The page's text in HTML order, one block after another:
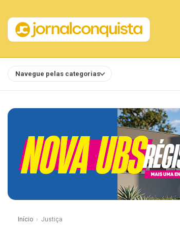
Navegue pelas categorias
Início Justiça